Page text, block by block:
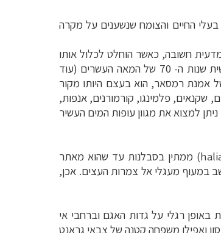
החיים והצומח שנשענים על מקרה
של אגם נייבשה כבית גידול אקולוגי דומיננטי במרחב בו הוא נמצא, העניקו לו בשנת 1995 הכרה מדעית חשובה, כאשר הוחלט לכלול אותו
): אמנה זו קרויה על שם העיר באיראן שבה נחתמה האמנה בראשית שנות ה- 70 של המאה העשרים (עוד
אמנת רמסאר, הוא בעצם היותו מקור
350 מינים שונים של ציפורים, ביניהן טבלנים, שקנאים, פלמינגו, קורמורנים, אנפות,
למצוא את מגוון עופות המים העשיר
) ממתין בסבלנות עד שהוא מאתר
במעוף מעגלי אל צמרות העצים. אכן,
באופן רגלי על גדות האגם וברחבי אי
ואפילו משפחה קטנה של צבאי גראנט